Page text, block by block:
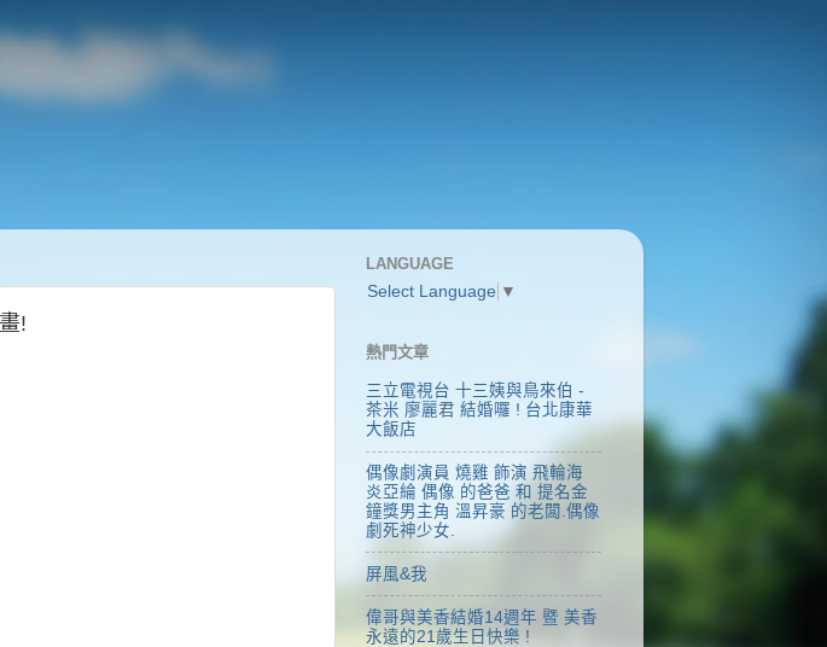
!
LANGUAGE
Select Language ▼
熱門文章
三立電視台 十三姨與鳥來伯 -
茶米 廖麗君 結婚囉 ! 台北康華
大飯店
偶像劇演員 燒雞 飾演 飛輪海
炎亞綸 偶像 的爸爸 和 提名金
鐘獎男主角 溫昇豪 的老闆.偶像
劇死神少女.
屏風&我
偉哥與美香結婚14週年 暨 美香
永遠的21歲生日快樂 !